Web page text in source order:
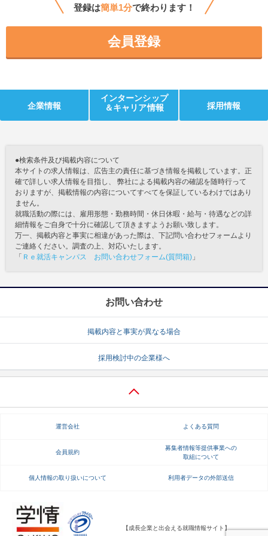
登録は簡単1分で終わります！
会員登録
企業情報
インターンシップ
＆キャリア情報
採用情報
●検索条件及び掲載内容について
本サイトの求人情報は、広告主の責任に基づき情報を掲載しています。正
確で詳しい求人情報を目指し、 弊社による掲載内容の確認を随時行って
おりますが、掲載情報の内容についてすべてを保証しているわけではあり
ません。
就職活動の際には、雇用形態・勤務時間・休日休暇・給与・待遇などの詳
細情報をご自身で十分に確認して頂きますようお願い致します。
万一、掲載内容と事実に相違があった際は、下記問い合わせフォームより
ご連絡ください。調査の上、対応いたします。
「 Ｒｅ就活キャンパス お問い合わせフォーム(質問箱) 」
お問い合わせ
掲載内容と事実が異なる場合
採用検討中の企業様へ
運営会社 よくある質問
会員規約
募集者情報等提供事業への
取組について
個人情報の取り扱いについて 利用者データの外部送信
【成長企業と出会える就職情報サイト】